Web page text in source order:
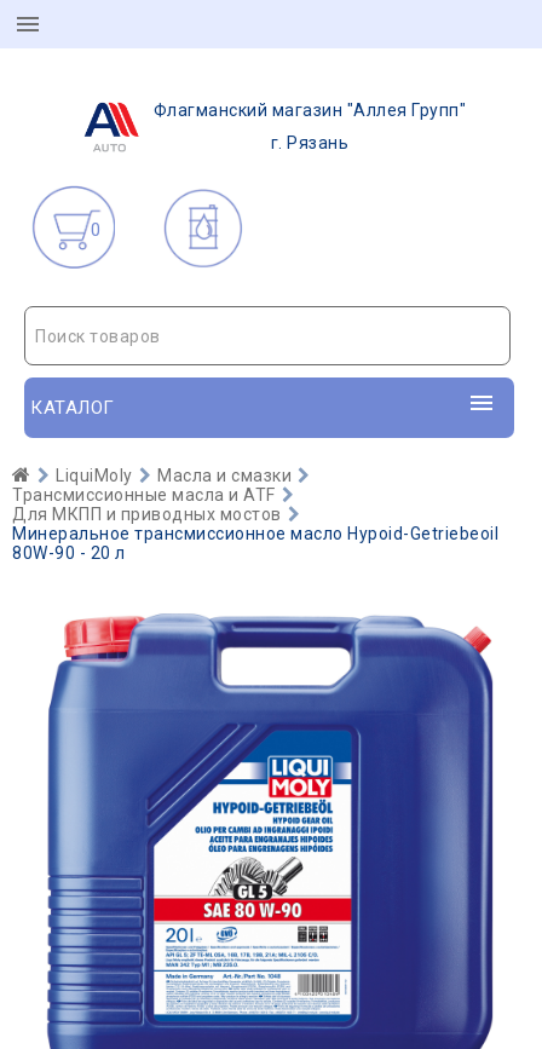
Флагманский магазин "Аллея Групп"
г. Рязань
0
Поиск товаров
КАТАЛОГ
LiquiMoly
Масла и смазки
Трансмиссионные масла и ATF
Для МКПП и приводных мостов
Минеральное трансмиссионное масло Hypoid-Getriebeoil
80W-90 - 20 л